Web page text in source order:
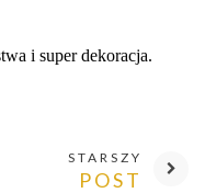
STARSZY
POST